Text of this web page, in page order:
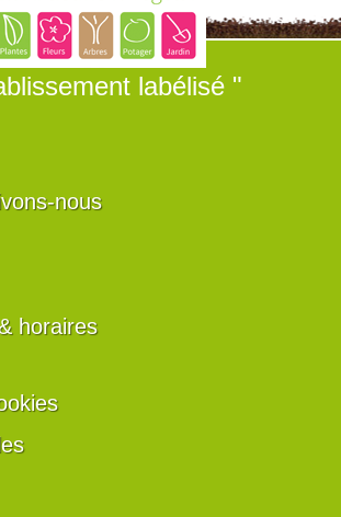
labélisé "
nous
horaires